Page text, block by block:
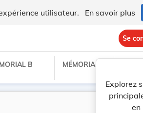
utilisateur. En savoir plus
Se
Explorez
en
B MÉMORIAL C
Lancer la